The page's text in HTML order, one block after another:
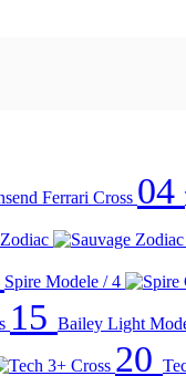
04
Zodiac
Spire Modele / 4
15 Bailey Light
20